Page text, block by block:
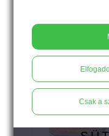
Csak a